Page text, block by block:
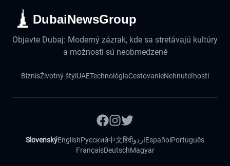
DubaiNewsGroup
Objavte Dubaj: Moderný zázrak, kde sa stretávajú kultúry
a možnosti sú neobmedzené
BiznisŽivotný štýl UAETechnológiaCestovanieNehnuteľnosti
SlovenskýEnglishРусский中文हिंदीاردوEspañol Português
FrançaisDeutschMagyar